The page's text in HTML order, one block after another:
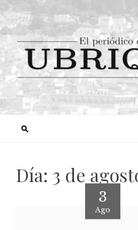
Día: 3 de
3
Ago